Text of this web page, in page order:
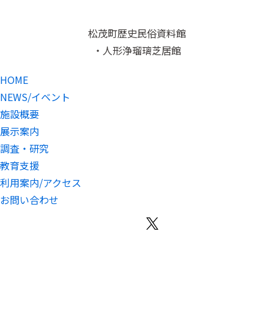
松茂町歴史民俗資料館
・人形浄瑠璃芝居館
HOME
NEWS/イベント
施設概要
展示案内
調査・研究
教育支援
利用案内/アクセス
お問い合わせ